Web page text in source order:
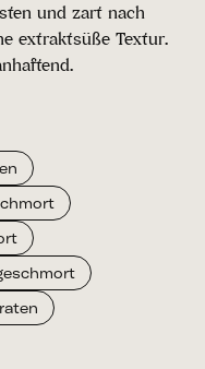
und zart nach
extraktsüße Textur.